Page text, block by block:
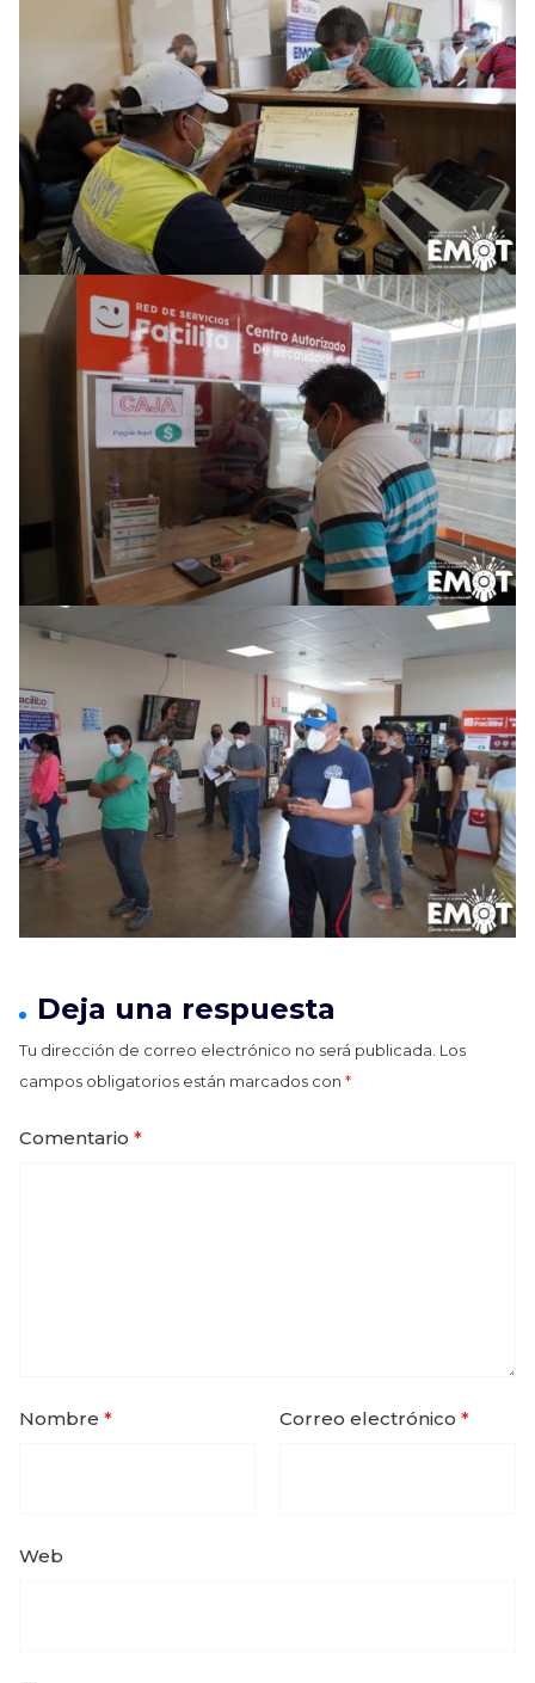
Deja una respuesta
Tu dirección de correo electrónico no será publicada. Los
campos obligatorios están marcados con *
Comentario *
Nombre * Correo electrónico *
Web